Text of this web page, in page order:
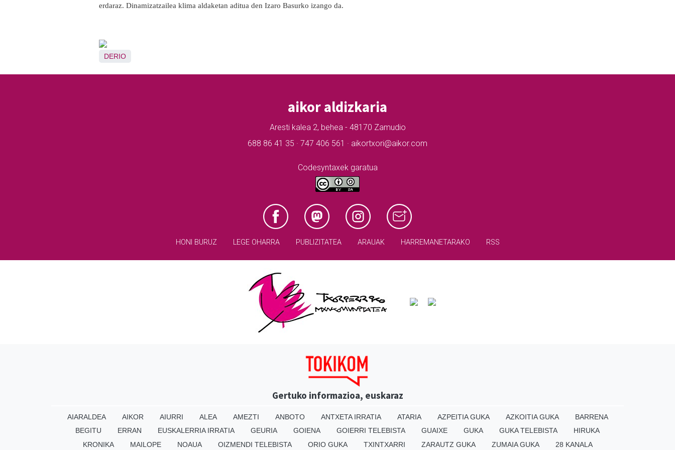
erdaraz. Dinamizatzailea klima aldaketan aditua den Izaro Basurko izango da.
DERIO
aikor aldizkaria
Aresti kalea 2, behea - 48170 Zamudio
688 86 41 35 · 747 406 561 · aikortxori@aikor.com
Codesyntaxek garatua
HONI BURUZ LEGE OHARRA PUBLIZITATEA ARAUAK HARREMANETARAKO RSS
Gertuko informazioa, euskaraz
AIARALDEA AIKOR AIURRI ALEA AMEZTI ANBOTO ANTXETA IRRATIA ATARIA AZPEITIA GUKA AZKOITIA GUKA
BARRENA
BEGITU
ERRAN EUSKALERRIA IRRATIA GEURIA GOIENA GOIERRI TELEBISTA GUAIXE GUKA GUKA TELEBISTA
HIRUKA
KRONIKA
MAILOPE NOAUA OIZMENDI TELEBISTA ORIO GUKA TXINTXARRI ZARAUTZ GUKA ZUMAIA GUKA 28 KANALA